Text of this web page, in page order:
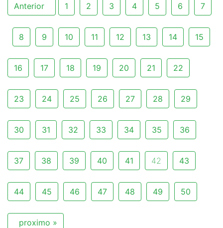
Anterior 1 2 3 4 5 6 7
8 9 10 11 12 13 14 15
16 17 18 19 20 21 22
23 24 25 26 27 28 29
30 31 32 33 34 35 36
37 38 39 40 41 42 43
44 45 46 47 48 49 50
proximo »